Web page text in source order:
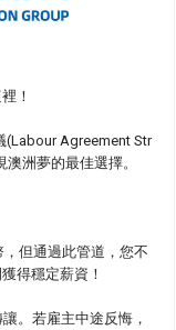
！
Agreement Str
洲夢的最佳選擇。
但通過此管道，您不
得穩定薪資！
。若雇主中途反悔，